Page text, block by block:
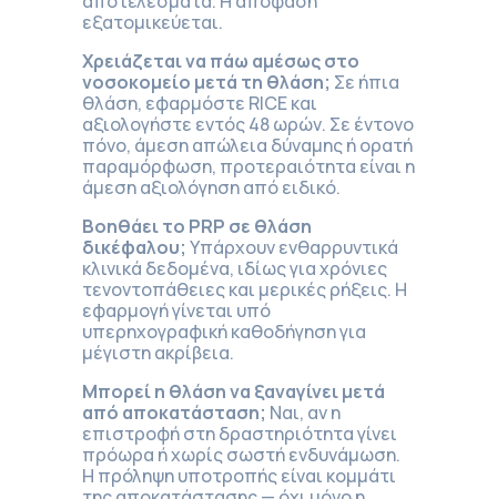
εξατομικεύεται.
Χρειάζεται να πάω αμέσως στο
νοσοκομείο μετά τη θλάση; Σε ήπια
θλάση, εφαρμόστε RICE και
αξιολογήστε εντός 48 ωρών. Σε έντονο
πόνο, άμεση απώλεια δύναμης ή ορατή
παραμόρφωση, προτεραιότητα είναι η
άμεση αξιολόγηση από ειδικό.
Βοηθάει το PRP σε θλάση
δικέφαλου; Υπάρχουν ενθαρρυντικά
κλινικά δεδομένα, ιδίως για χρόνιες
τενοντοπάθειες και μερικές ρήξεις. Η
εφαρμογή γίνεται υπό
υπερηχογραφική καθοδήγηση για
μέγιστη ακρίβεια.
Μπορεί η θλάση να ξαναγίνει μετά
από αποκατάσταση; Ναι, αν η
επιστροφή στη δραστηριότητα γίνει
πρόωρα ή χωρίς σωστή ενδυνάμωση.
Η πρόληψη υποτροπής είναι κομμάτι